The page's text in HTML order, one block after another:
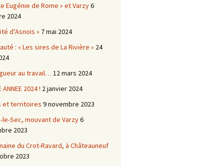
Eugénie de Rome » et Varzy6
2024
d’Asnois » 7 mai 2024
: « Les sires de La Rivière » 24
au travail… 12 mars 2024
ANNEE 2024 ! 2 janvier 2024
et territoires 9 novembre 2023
le-Sec, mouvant de Varzy6
2023
du Crot-Ravard, à Châteauneuf
2023